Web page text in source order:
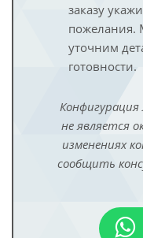
заказу
пожелания.
уточним
готовности.
не является
изменениях
сообщить